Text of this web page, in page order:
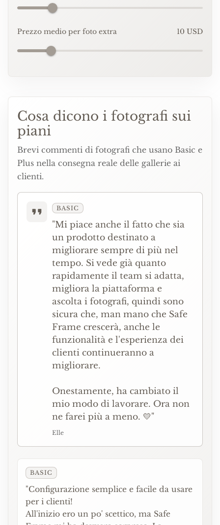
Prezzo medio per foto extra 10 USD
Cosa dicono i fotografi sui
piani
Brevi commenti di fotografi che usano Basic e
Plus nella consegna reale delle gallerie ai
clienti.
BASIC
"Mi piace anche il fatto che sia
un prodotto destinato a
migliorare sempre di più nel
tempo. Si vede già quanto
rapidamente il team si adatta,
migliora la piattaforma e
ascolta i fotografi, quindi sono
sicura che, man mano che Safe
Frame crescerà, anche le
funzionalità e l'esperienza dei
clienti continueranno a
migliorare.
Onestamente, ha cambiato il
mio modo di lavorare. Ora non
ne farei più a meno. 💛"
Elle
BASIC
"Configurazione semplice e facile da usare
per i clienti!
All'inizio ero un po' scettico, ma Safe